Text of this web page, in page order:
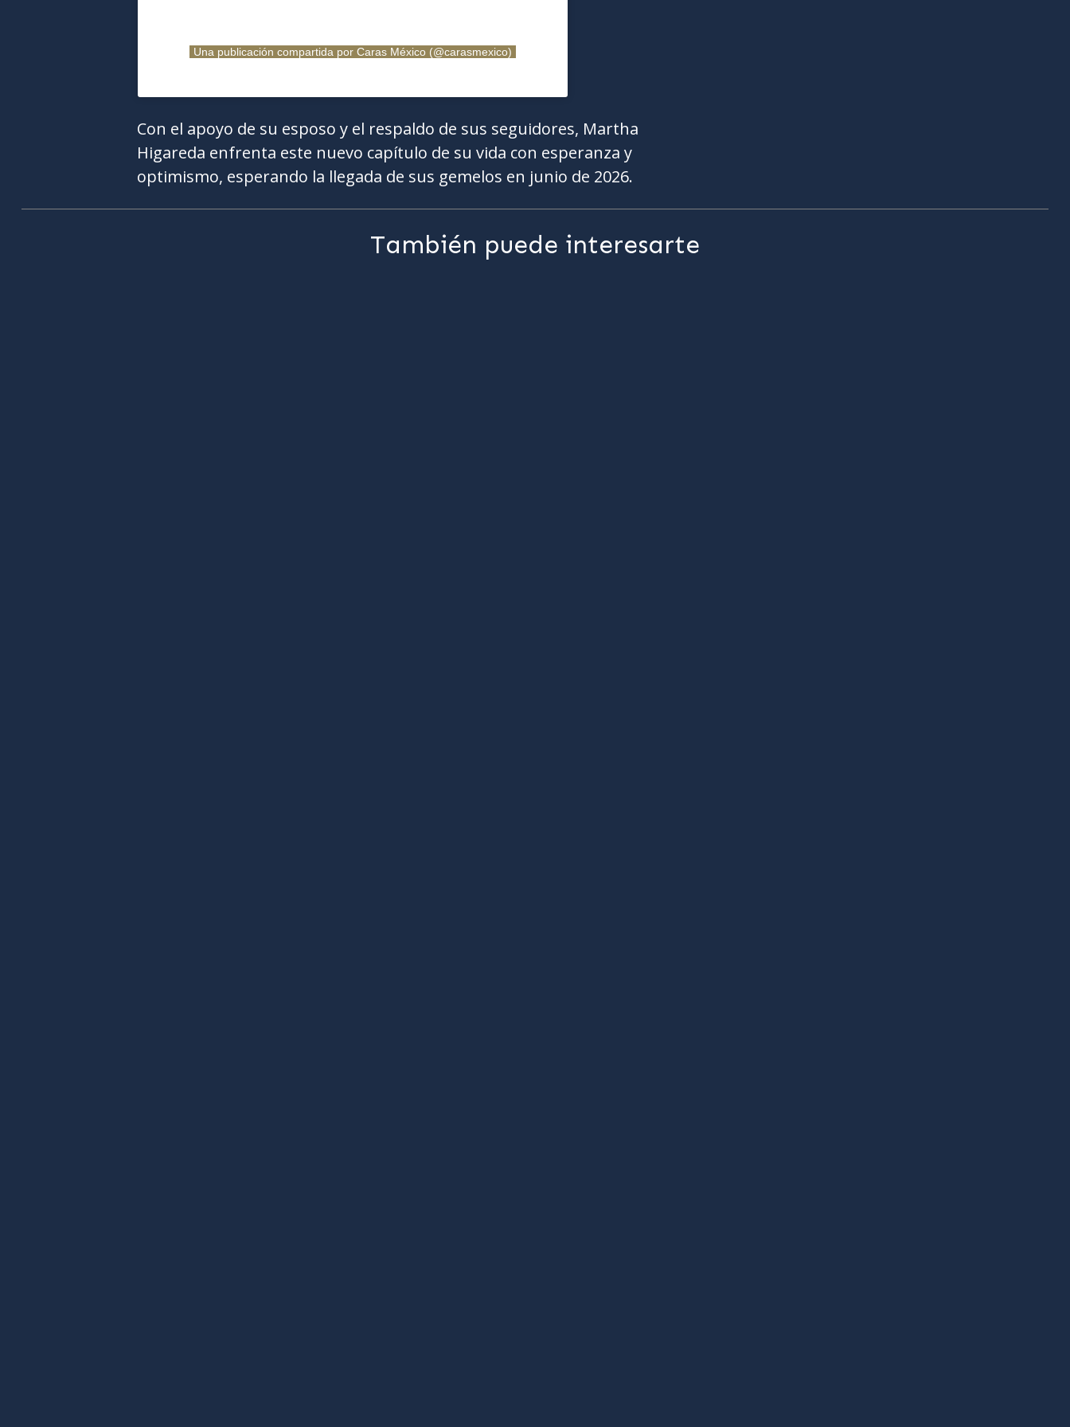
Una publicación compartida por Caras México (@carasmexico)
Con el apoyo de su esposo y el respaldo de sus seguidores, Martha
Higareda enfrenta este nuevo capítulo de su vida con esperanza y
optimismo, esperando la llegada de sus gemelos en junio de 2026.
También puede interesarte